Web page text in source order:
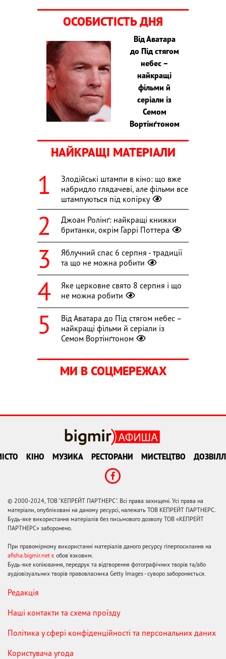
ОСОБИСТІСТЬ ДНЯ
Від Аватара
до Під стягом
небес –
найкращі
фільми й
серіали із
Семом
Вортінґтоном
НАЙКРАЩІ МАТЕРІАЛИ
Злодійські штампи в кіно: що вже
набридло глядачеві, але фільми все
штампуються під копірку
Джоан Ролінґ: найкращі книжки
британки, окрім Гаррі Поттера
Яблучний спас 6 серпня - традиції
та що не можна робити
Яке церковне свято 8 серпня і що
не можна робити
Від Аватара до Під стягом небес –
найкращі фільми й серіали із
Семом Вортінґтоном
МИ В СОЦМЕРЕЖАХ
КІНО МУЗИКА РЕСТОРАНИ МИСТЕЦТВО
© 2000-2024, ТОВ "КЕПРЕЙТ ПАРТНЕРС". Всі права захищені. Усі права на
матеріали, опубліковані на даному ресурсі, належать ТОВ КЕПРЕЙТ ПАРТНЕРС.
Будь-яке використання матеріалів без письмового дозволу ТОВ «КЕПРЕЙТ
ПАРТНЕРС» заборонено.
При правомірному використанні матеріалів даного ресурсу гіперпосилання на
afisha.bigmir.net є обов'язковим.
Будь-яке копіювання, передрук та відтворення фотографічних творів та/або
аудіовізуальних творів правовласника Getty Images - суворо забороняється.
Редакція
Наші контакти та схема проїзду
Політика у сфері конфіденційності та персональних даних
Користувача угода